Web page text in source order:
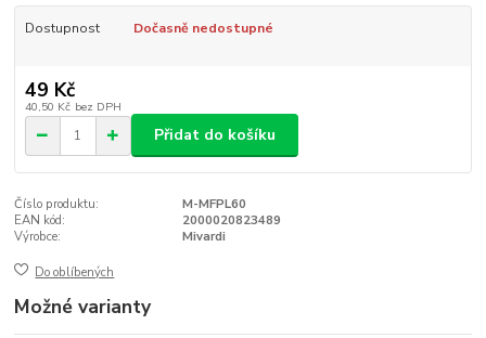
Dostupnost Dočasně nedostupné
49 Kč
40,50 Kč bez DPH
Přidat do košíku
Číslo produktu:
M-MFPL60
EAN kód:
2000020823489
Výrobce:
Mivardi
Do oblíbených
Možné varianty